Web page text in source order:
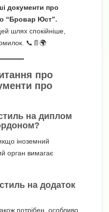
документи про
“Бровар Юст”.
шлях спокійніше,
📞📄🌍
про
про
на диплом
іноземний
орган вимагає
на додаток
потрібен, особливо